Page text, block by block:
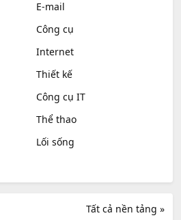
E-mail
Công cụ
Internet
Thiết kế
Công cụ IT
Thể thao
Lối sống
Tất cả nền tảng »